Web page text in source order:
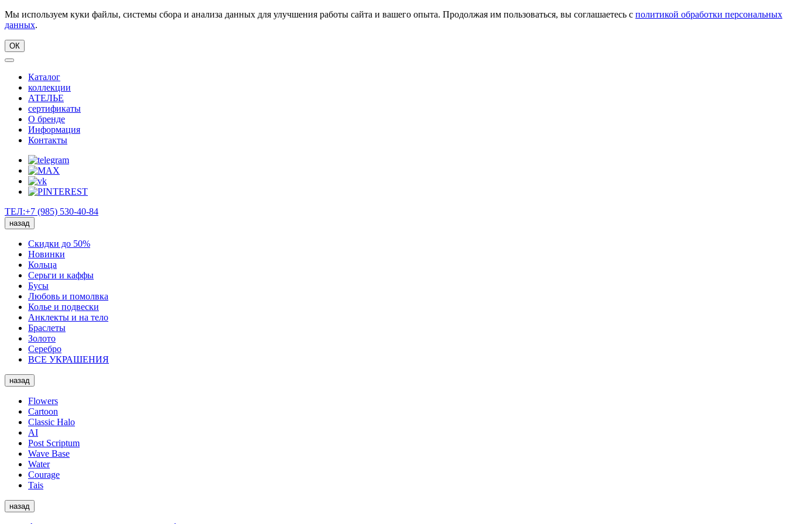
Мы используем куки файлы, системы сбора и анализа данных для улучшения работы сайта и вашего опыта. Продолжая им пользоваться, вы соглашаетесь с политикой обработки персональных
данных.
ОК
Каталог
коллекции
АТЕЛЬЕ
сертификаты
О бренде
Информация
Контакты
ТЕЛ:+7 (985) 530-40-84
назад
Скидки до 50%
Новинки
Кольца
Серьги и каффы
Бусы
Любовь и помолвка
Колье и подвески
Анклекты и на тело
Браслеты
Золото
Серебро
ВСЕ УКРАШЕНИЯ
назад
Flowers
Cartoon
Classic Halo
AI
Post Scriptum
Wave Base
Water
Courage
Tais
назад